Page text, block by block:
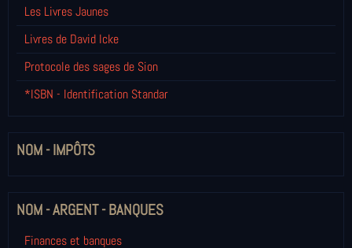
Les Livres Jaunes
Livres de David Icke
Protocole des sages de Sion
*ISBN - Identification Standar
NOM - IMPÔTS
NOM - ARGENT - BANQUES
Finances et banques